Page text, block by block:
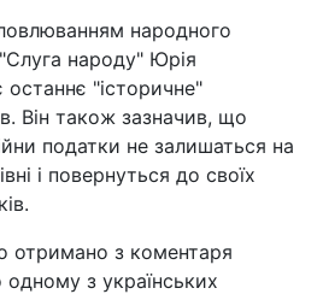
народного
"Слуга народу" Юрія
"історичне"
Він також зазначив, що
податки не залишаться на
і повернуться до своїх
отримано з коментаря
з українських